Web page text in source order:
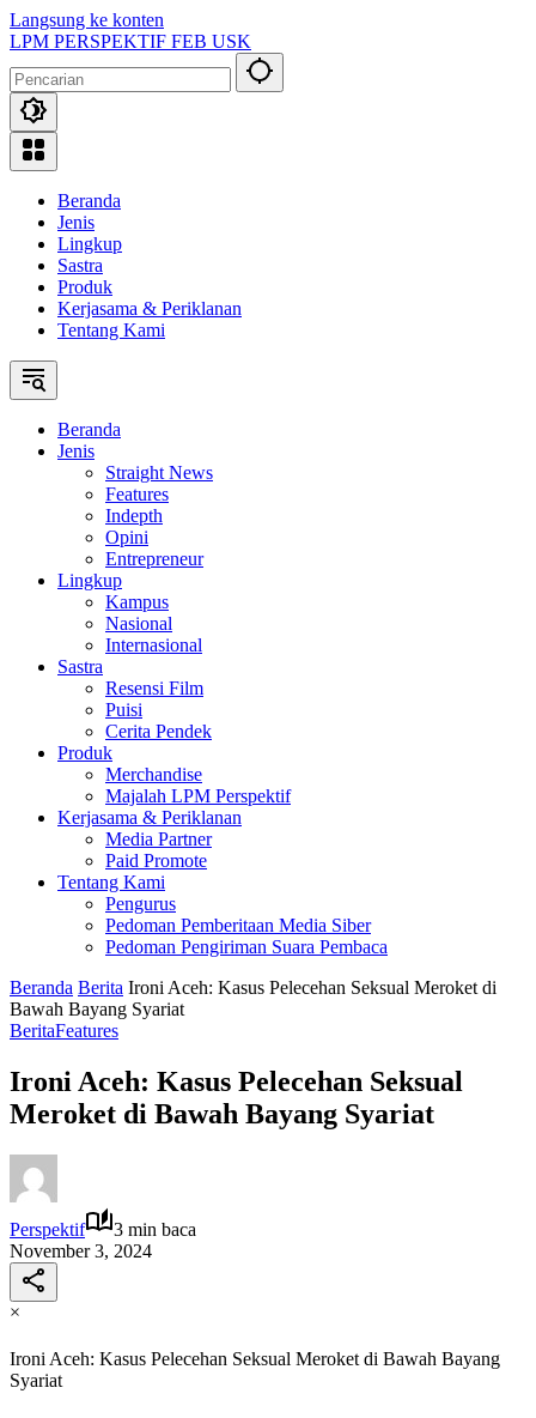
Langsung ke konten
LPM PERSPEKTIF FEB USK
Beranda
Jenis
Lingkup
Sastra
Produk
Kerjasama & Periklanan
Tentang Kami
Beranda
Jenis
Straight News
Features
Indepth
Opini
Entrepreneur
Lingkup
Kampus
Nasional
Internasional
Sastra
Resensi Film
Puisi
Cerita Pendek
Produk
Merchandise
Majalah LPM Perspektif
Kerjasama & Periklanan
Media Partner
Paid Promote
Tentang Kami
Pengurus
Pedoman Pemberitaan Media Siber
Pedoman Pengiriman Suara Pembaca
Beranda Berita Ironi Aceh: Kasus Pelecehan Seksual Meroket di
Bawah Bayang Syariat
BeritaFeatures
Ironi Aceh: Kasus Pelecehan Seksual
Meroket di Bawah Bayang Syariat
Perspektif
3 min baca
November 3, 2024
×
Ironi Aceh: Kasus Pelecehan Seksual Meroket di Bawah Bayang
Syariat